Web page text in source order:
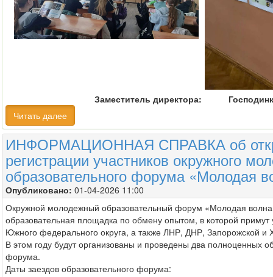
Заместитель директора:
Читать далее
ИНФОРМАЦИОННАЯ СПРАВКА об
регистрации участников окружного
образовательного форума «Молодая
Опубликовано: 01-04-2026 11:00
Окружной молодежный образовательный форум «Молодая
образовательная площадка по обмену опытом, в которой примут
Южного федерального округа, а также ЛНР, ДНР, Запорожской и
В этом году будут организованы и проведены два полноценных
форума.
Даты заездов образовательного форума: